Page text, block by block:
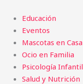
contenido
Educación
Eventos
Mascotas en Casa
Ocio en Familia
Psicología Infantil
Salud y Nutrición